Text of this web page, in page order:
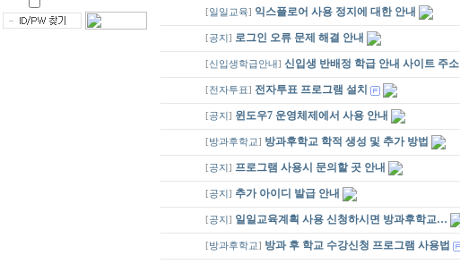
[일일교육] 익스플로어 사용 정지에 대한 안내
[공지 ] 로그인 오류 문제 해결 안내
[신입생학급안내] 신입생 반배정 학급 안내 사이트 주소
[전자투표] 전자투표 프로그램 설치
[공지 ] 윈도우7 운영체제에서 사용 안내
[방과후학교] 방과후학교 학적 생성 및 추가 방법
[공지 ] 프로그램 사용시 문의할 곳 안내
[공지 ] 추가 아이디 발급 안내
[공지 ] 일일교육계획 사용 신청하시면 방과후학교…
[방과후학교] 방과 후 학교 수강신청 프로그램 사용법